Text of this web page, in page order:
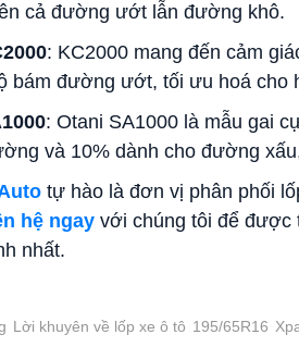
cả đường ướt lẫn đường khô.
: KC2000 mang đến cảm
bám đường ướt, tối ưu hoá cho
: Otani SA1000 là mẫu gai
và 10% dành cho đường
tự hào là đơn vị phân phối
hệ ngay với chúng tôi để được
nhất.
Lời khuyên về lốp xe ô tô 195/65R16